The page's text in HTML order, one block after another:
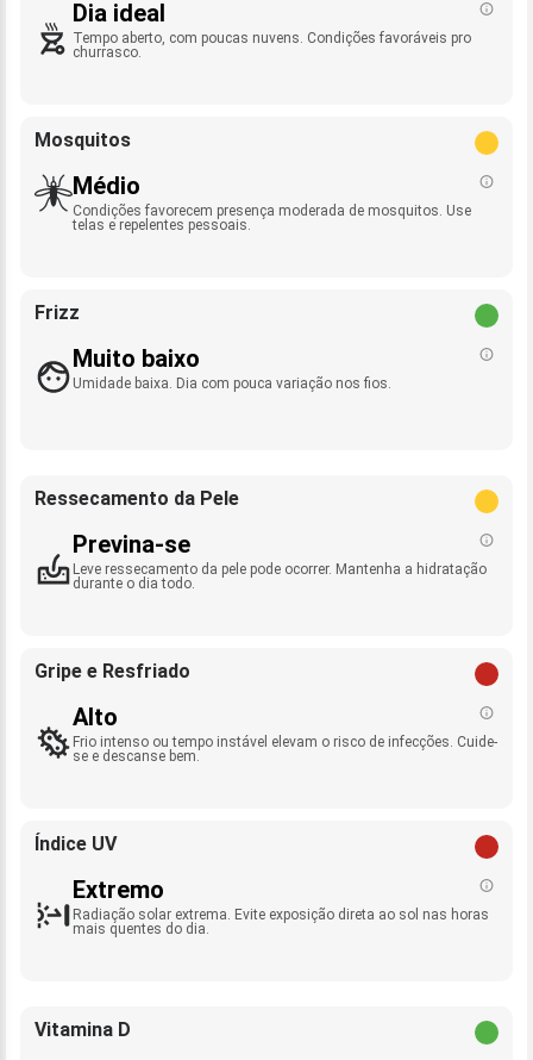
Dia ideal
Tempo aberto, com poucas nuvens. Condições favoráveis pro
churrasco.
Mosquitos
Médio
Condições favorecem presença moderada de mosquitos. Use
telas e repelentes pessoais.
Frizz
Muito baixo
Umidade baixa. Dia com pouca variação nos fios.
Ressecamento da Pele
Previna-se
Leve ressecamento da pele pode ocorrer. Mantenha a hidratação
durante o dia todo.
Gripe e Resfriado
Alto
Frio intenso ou tempo instável elevam o risco de infecções. Cuide-
se e descanse bem.
Índice UV
Extremo
Radiação solar extrema. Evite exposição direta ao sol nas horas
mais quentes do dia.
Vitamina D